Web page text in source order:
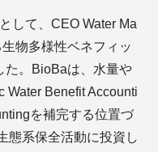
して、CEO Water Ma
物多様性ベネフィッ
た。BioBaは、水量や
Water Benefit Accounti
を補完する位置づ
態系保全活動に投資し